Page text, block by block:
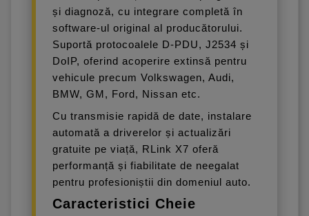
și diagnoză, cu integrare completă în
software-ul original al producătorului.
Suportă protocoalele D-PDU, J2534 și
DoIP, oferind acoperire extinsă pentru
vehicule precum Volkswagen, Audi,
BMW, GM, Ford, Nissan etc.
Cu transmisie rapidă de date, instalare
automată a driverelor și actualizări
gratuite pe viață, RLink X7 oferă
performanță și fiabilitate de neegalat
pentru profesioniștii din domeniul auto.
Caracteristici Cheie